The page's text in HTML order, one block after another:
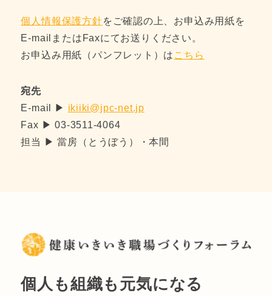
個人情報保護方針をご確認の上、お申込み用紙を
E-mailまたはFaxにてお送りください。
お申込み用紙（パンフレット）は こちら
宛先
E-mail ▶ ikiiki@jpc-net.jp
Fax ▶ 03-3511-4064
担当 ▶ 當房（とうぼう）・本間
個人も組織も元気になる